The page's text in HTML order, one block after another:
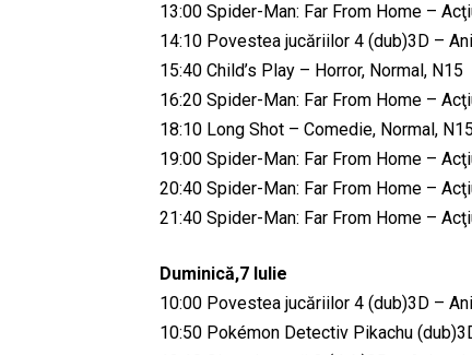
13:00 Spider-Man: Far From Home –
14:10 Povestea jucăriilor 4 (dub)3D –
15:40 Child’s Play – Horror, Normal, N15
16:20 Spider-Man: Far From Home –
18:10 Long Shot – Comedie, Normal, N15
19:00 Spider-Man: Far From Home –
20:40 Spider-Man: Far From Home –
21:40 Spider-Man: Far From Home –
Duminică,7 Iulie
10:00 Povestea jucăriilor 4 (dub)3D –
10:50 Pokémon Detectiv Pikachu